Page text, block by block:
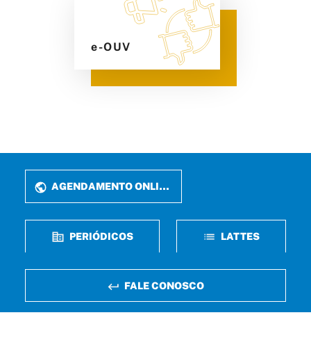
e-OUV
AGENDAMENTO ONLINE
PERIÓDICOS LATTES
FALE CONOSCO